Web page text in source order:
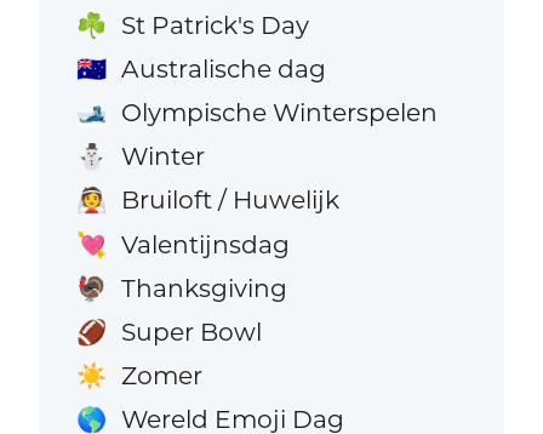
☘️ St Patrick's Day
🇦🇺 Australische dag
🎿 Olympische Winterspelen
⛄ Winter
👰 Bruiloft / Huwelijk
💘 Valentijnsdag
🦃 Thanksgiving
🏈 Super Bowl
☀️ Zomer
🌎 Wereld Emoji Dag